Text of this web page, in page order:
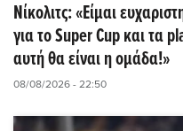
Νίκολιτς: «Είμαι
για το Super Cup και τα
αυτή θα είναι η ομάδα!»
08/08/2026 - 22:50